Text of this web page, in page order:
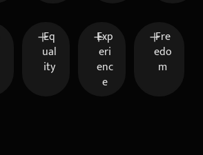
Eq
ual
ity
Exp
eri
enc
e
Fre
edo
m